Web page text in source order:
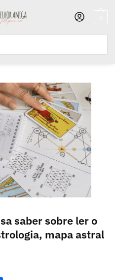
saber sobre ler o
mapa astral